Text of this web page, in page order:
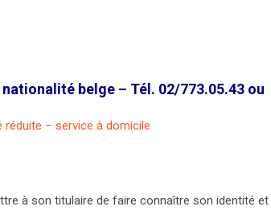
belge – Tél. 02/773.05.43 ou
réduite – service à domicile
à son titulaire de faire connaître son identité et